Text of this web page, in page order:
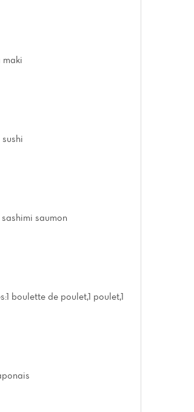
saumon
boulette de poulet,1 poulet,1